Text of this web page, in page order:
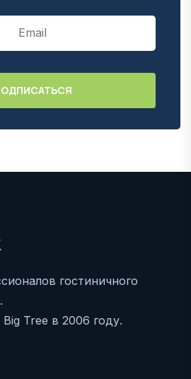
гостиничного
Tree в 2006 году.